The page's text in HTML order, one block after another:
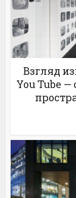
Взгляд
You Tube